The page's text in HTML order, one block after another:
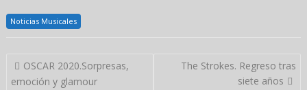
Noticias Musicales
Navegación
de
OSCAR 2020.Sorpresas,
emoción y glamour
The Strokes. Regreso tras
siete años